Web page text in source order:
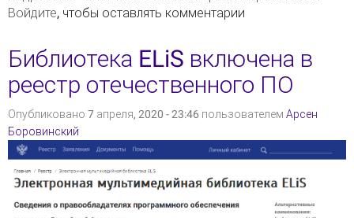
работают ссылки
Войдите, чтобы оставлять комментарии
Библиотека ELiS включена в
реестр отечественного ПО
Опубликовано 7 апреля, 2020 - 23:46 пользователем Арсен
Боровинский